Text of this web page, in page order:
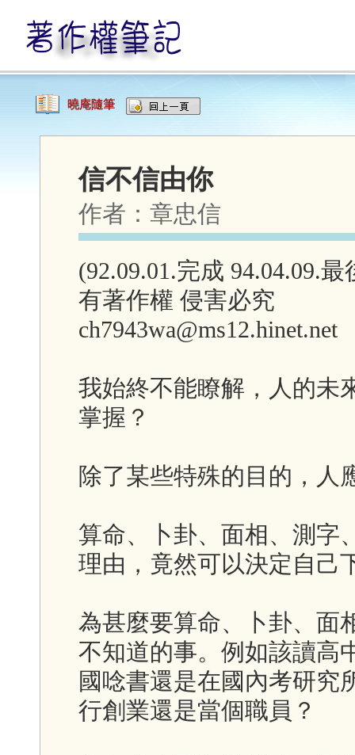
曉庵隨筆
信不信由你
作者： 章忠信
(92.09.01.完成 94.04.09.最
有著作權 侵害必究
ch7943wa@ms12.hinet.net
我始終不能瞭解，人的未
掌握？
除了某些特殊的目的，人
算命、卜卦、面相、測字
理由，竟然可以決定自己
為甚麼要算命、卜卦、面
不知道的事。例如該讀高
國唸書還是在國內考研究
行創業還是當個職員？